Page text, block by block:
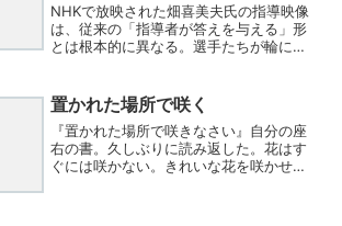
NHKで放映された畑喜美夫氏の指導映像
は、従来の「指導者が答えを与える」形
とは根本的に異なる。選手たちが輪にな
者はその中央にはいない。むしろ一歩引
き、場のデザインを整え...
置かれた場所で咲く
『置かれた場所で咲きなさい』自分の座
右の書。久しぶりに読み返した。花はす
ぐには咲かない。きれいな花を咲かせる